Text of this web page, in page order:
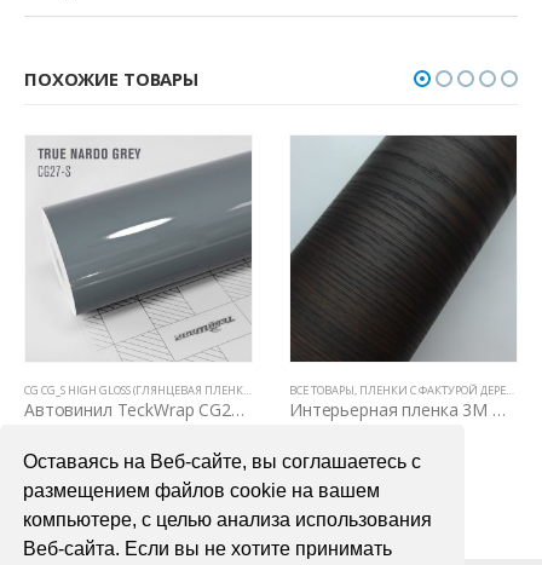
Оставаясь на Веб-сайте, вы соглашаетесь с
размещением файлов cookie на вашем
компьютере, с целью анализа использования
Веб-сайта. Если вы не хотите принимать
ПОХОЖИЕ ТОВАРЫ
ЦВЕТНЫЕ ВИНИЛОВЫЕ ПЛЕНКИ ,АВТОВИНИЛ TECKWRAP,ВСЕ ТОВАРЫ
Автовинил TeckWrap CG27-S True Nardo Grey
В КОРЗИНУ
ВСЕ ТОВАРЫ ПЛЕНКИ С ФАКТУРОЙ ДЕРЕВА И КОЖИ
Интерьерная пленка 3М DI – NOC WG 156
В КОРЗИНУ